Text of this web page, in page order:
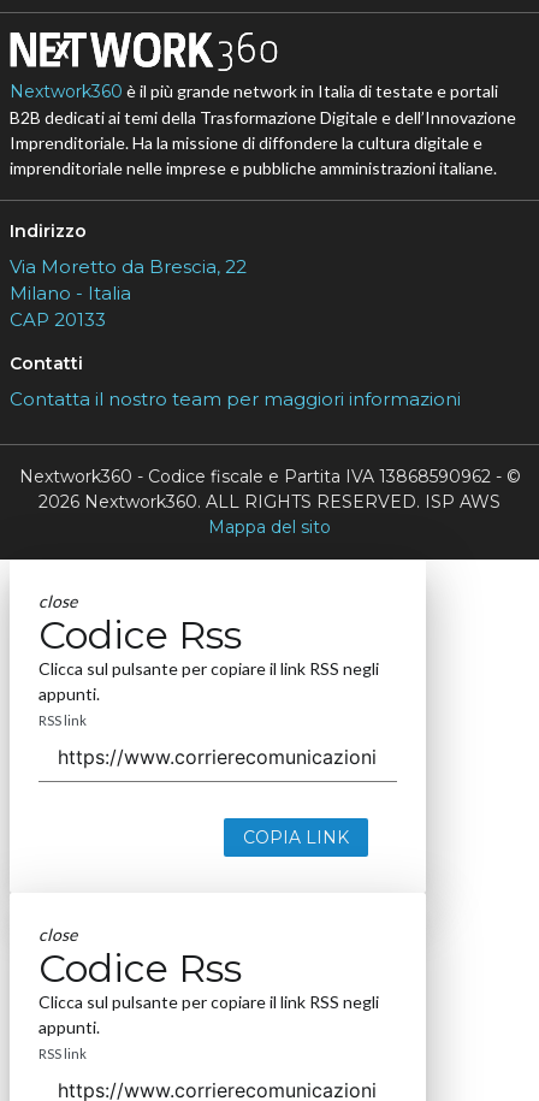
Nextwork360 è il più grande network in Italia di testate e portali
B2B dedicati ai temi della Trasformazione Digitale e dell’Innovazione
Imprenditoriale. Ha la missione di diffondere la cultura digitale e
imprenditoriale nelle imprese e pubbliche amministrazioni italiane.
Indirizzo
Via Moretto da Brescia, 22
Milano - Italia
CAP 20133
Contatti
Contatta il nostro team per maggiori informazioni
Nextwork360 - Codice fiscale e Partita IVA 13868590962 - ©
2026 Nextwork360. ALL RIGHTS RESERVED. ISP AWS
Mappa del sito
close
Codice Rss
Clicca sul pulsante per copiare il link RSS negli
appunti.
RSS link
COPIA LINK
close
Codice Rss
Clicca sul pulsante per copiare il link RSS negli
appunti.
RSS link